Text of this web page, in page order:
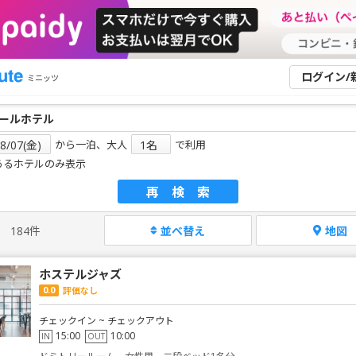
ミニッツ ログイン/
から一泊、大人
で利用
るホテルのみ表示
再検索
184件 並べ替え 地図
ホステルジャズ
0.0 評価なし
チェックイン ~ チェックアウト
IN 15:00 OUT 10:00